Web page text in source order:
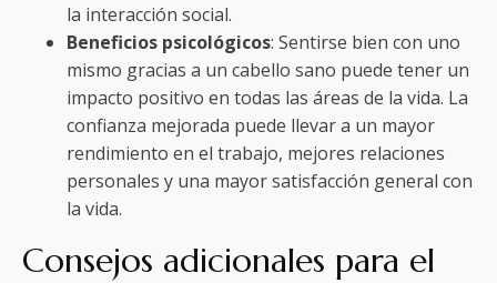
la interacción social.
Beneficios psicológicos: Sentirse bien con uno
mismo gracias a un cabello sano puede tener un
impacto positivo en todas las áreas de la vida. La
confianza mejorada puede llevar a un mayor
rendimiento en el trabajo, mejores relaciones
personales y una mayor satisfacción general con
la vida.
Consejos adicionales para el